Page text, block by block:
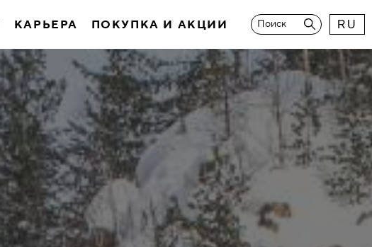
КАРЬЕРА ПОКУПКА И АКЦИИ Поиск RU